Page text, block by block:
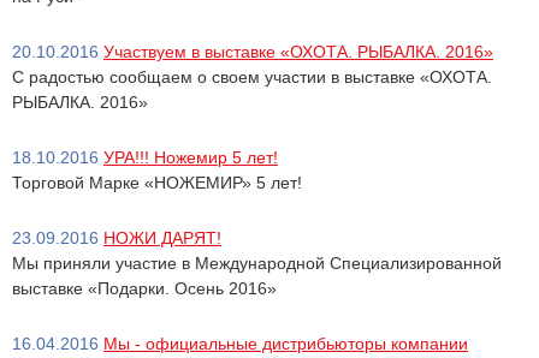
20.10.2016 Участвуем в выставке «ОХОТА. РЫБАЛКА. 2016»
С радостью сообщаем о своем участии в выставке «ОХОТА.
РЫБАЛКА. 2016»
18.10.2016 УРА!!! Ножемир 5 лет!
Торговой Марке «НОЖЕМИР» 5 лет!
23.09.2016 НОЖИ ДАРЯТ!
Мы приняли участие в Международной Специализированной
выставке «Подарки. Осень 2016»
16.04.2016 Мы - официальные дистрибьюторы компании